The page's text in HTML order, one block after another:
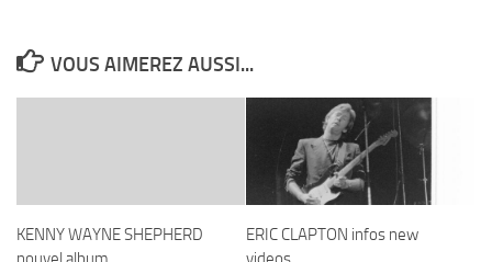
VOUS AIMEREZ AUSSI...
KENNY WAYNE SHEPHERD
ERIC CLAPTON infos new